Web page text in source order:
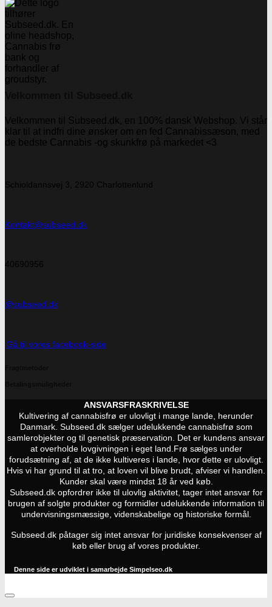
Velkommen til Subseed.dk, en 100% dansk Webshop. Vi står
klar til at indfri dine ønsker om en fed Cannabissæson, med
de bedste Cannabis -og skunkfrø på markedet <3
Schioldannsvej 3, 2920 Charlottenlund
Kontakt@subseed.dk
40690956
@subseed.dk
Gå til vores facebook-side
ANSVARSFRASKRIVELSE
Kultivering af cannabisfrø er ulovligt i mange lande, herunder
Danmark. Subseed.dk sælger udelukkende cannabisfrø som
samlerobjekter og til genetisk præservation. Det er kundens ansvar
at overholde lovgivningen i eget land. Frø sælges under
forudsætning af, at de ikke kultiveres i lande, hvor dette er ulovligt.
Hvis vi har grund til at tro, at loven vil blive brudt, afviser vi handlen.
Kunder skal være mindst 18 år ved køb.
Subseed.dk opfordrer ikke til ulovlig aktivitet, tager intet ansvar for
brugen af solgte produkter og formidler udelukkende information til
undervisningsmæssige, videnskabelige og historiske formål.
Subseed.dk påtager sig intet ansvar for juridiske konsekvenser af
køb eller brug af vores produkter.
Denne side er udviklet i samarbejde Simpelseo.dk